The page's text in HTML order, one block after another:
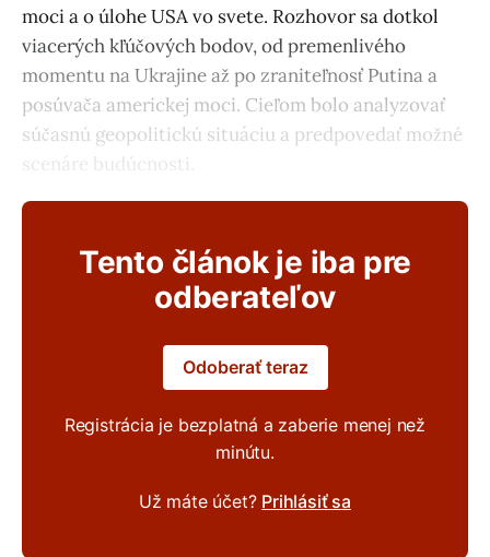
moci a o úlohe USA vo svete. Rozhovor sa dotkol
viacerých kľúčových bodov, od premenlivého
momentu na Ukrajine až po zraniteľnosť Putina a
posúvača americkej moci. Cieľom bolo analyzovať
súčasnú geopolitickú situáciu a predpovedať možné
scenáre budúcnosti.
Tento článok je iba pre
odberateľov
Odoberať teraz
Registrácia je bezplatná a zaberie menej než
minútu.
Už máte účet? Prihlásiť sa